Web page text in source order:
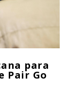
para
Pair Go